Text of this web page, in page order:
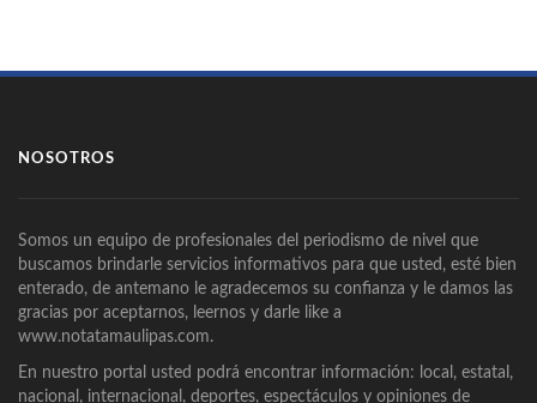
NOSOTROS
Somos un equipo de profesionales del periodismo de nivel que
buscamos brindarle servicios informativos para que usted, esté bien
enterado, de antemano le agradecemos su confianza y le damos las
gracias por aceptarnos, leernos y darle like a
www.notatamaulipas.com.
En nuestro portal usted podrá encontrar información: local, estatal,
nacional, internacional, deportes, espectáculos y opiniones de